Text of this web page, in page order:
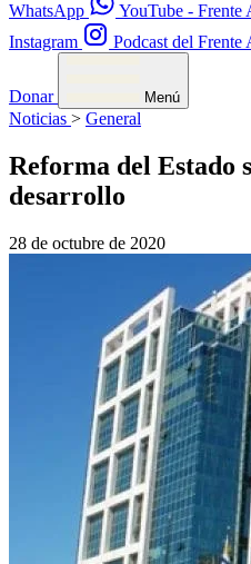
WhatsApp YouTube - Frente
Instagram
Podcast del Frente
Donar Menú
Noticias > General
Reforma del Estado
desarrollo
28 de octubre de 2020